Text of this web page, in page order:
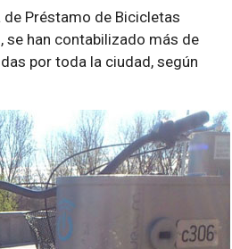
Préstamo de Bicicletas
se han contabilizado más de
por toda la ciudad, según